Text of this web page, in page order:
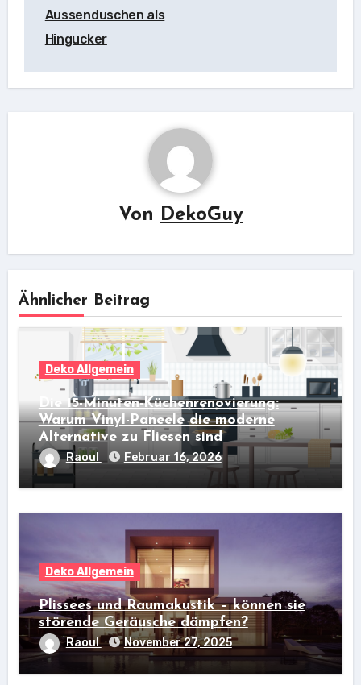
Aussenduschen als
Hingucker
Von DekoGuy
Ähnlicher Beitrag
Deko Allgemein
Die 15-Minuten-Küchenrenovierung:
Warum Vinyl-Paneele die moderne
Alternative zu Fliesen sind
Raoul Februar 16, 2026
Deko Allgemein
Plissees und Raumakustik – können sie
störende Geräusche dämpfen?
Raoul November 27, 2025